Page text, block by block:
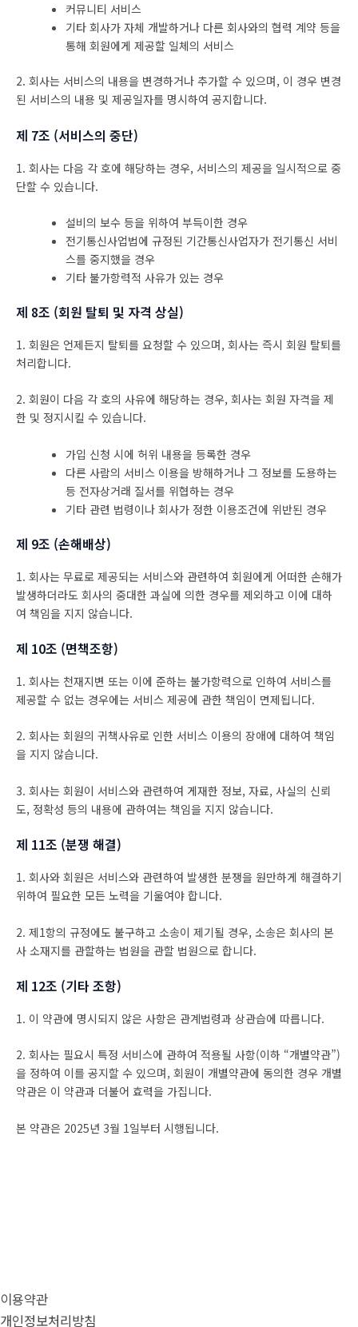
커뮤니티 서비스
기타 회사가 자체 개발하거나 다른 회사와의 협력 계약 등을
통해 회원에게 제공할 일체의 서비스
2. 회사는 서비스의 내용을 변경하거나 추가할 수 있으며, 이 경우 변경
된 서비스의 내용 및 제공일자를 명시하여 공지합니다.
제 7조 (서비스의 중단)
1. 회사는 다음 각 호에 해당하는 경우, 서비스의 제공을 일시적으로 중
단할 수 있습니다.
설비의 보수 등을 위하여 부득이한 경우
전기통신사업법에 규정된 기간통신사업자가 전기통신 서비
스를 중지했을 경우
기타 불가항력적 사유가 있는 경우
제 8조 (회원 탈퇴 및 자격 상실)
1. 회원은 언제든지 탈퇴를 요청할 수 있으며, 회사는 즉시 회원 탈퇴를
처리합니다.
2. 회원이 다음 각 호의 사유에 해당하는 경우, 회사는 회원 자격을 제
한 및 정지시킬 수 있습니다.
가입 신청 시에 허위 내용을 등록한 경우
다른 사람의 서비스 이용을 방해하거나 그 정보를 도용하는
등 전자상거래 질서를 위협하는 경우
기타 관련 법령이나 회사가 정한 이용조건에 위반된 경우
제 9조 (손해배상)
1. 회사는 무료로 제공되는 서비스와 관련하여 회원에게 어떠한 손해가
발생하더라도 회사의 중대한 과실에 의한 경우를 제외하고 이에 대하
여 책임을 지지 않습니다.
제 10조 (면책조항)
1. 회사는 천재지변 또는 이에 준하는 불가항력으로 인하여 서비스를
제공할 수 없는 경우에는 서비스 제공에 관한 책임이 면제됩니다.
2. 회사는 회원의 귀책사유로 인한 서비스 이용의 장애에 대하여 책임
을 지지 않습니다.
3. 회사는 회원이 서비스와 관련하여 게재한 정보, 자료, 사실의 신뢰
도, 정확성 등의 내용에 관하여는 책임을 지지 않습니다.
제 11조 (분쟁 해결)
1. 회사와 회원은 서비스와 관련하여 발생한 분쟁을 원만하게 해결하기
위하여 필요한 모든 노력을 기울여야 합니다.
2. 제1항의 규정에도 불구하고 소송이 제기될 경우, 소송은 회사의 본
사 소재지를 관할하는 법원을 관할 법원으로 합니다.
제 12조 (기타 조항)
1. 이 약관에 명시되지 않은 사항은 관계법령과 상관습에 따릅니다.
2. 회사는 필요시 특정 서비스에 관하여 적용될 사항(이하 “개별약관”)
을 정하여 이를 공지할 수 있으며, 회원이 개별약관에 동의한 경우 개별
약관은 이 약관과 더불어 효력을 가집니다.
본 약관은 2025년 3월 1일부터 시행됩니다.
이용약관
개인정보처리방침